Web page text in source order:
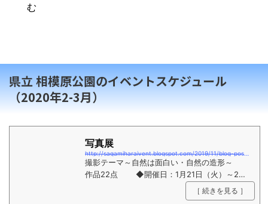
む
県立 相模原公園のイベントスケジュール
（2020年2-3月）
写真展
撮影テーマ～自然は面白い・自然の造形～
作品22点 ◆開催日：1月21日（火）～2月
2 日（日）まで 休館月曜日 ◆場 所：サカ
タのタネグリーンハウス内 2階ギャラリーみど
［ 続きを見る ］